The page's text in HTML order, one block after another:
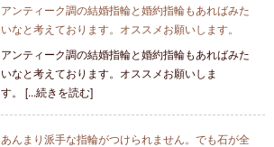
アンティーク調の結婚指輪と婚約指輪もあればみた
いなと考えております。オススメお願いします。
アンティーク調の結婚指輪と婚約指輪もあればみた
いなと考えております。オススメお願いしま
す。 [...続きを読む]
あんまり派手な指輪がつけられません。でも石が全